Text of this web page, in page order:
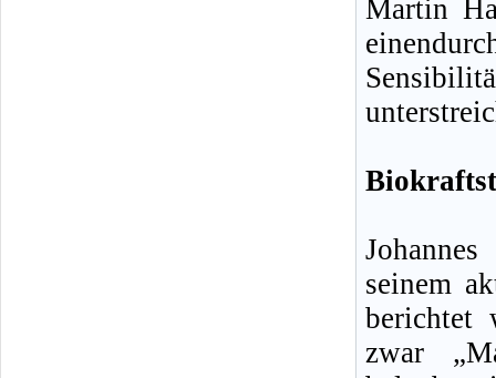
Martin
seinem
berichtet
zwar